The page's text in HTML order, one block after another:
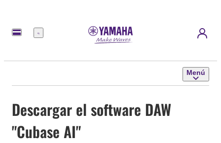
Menú
Menú
Descargar el software DAW
"Cubase AI"